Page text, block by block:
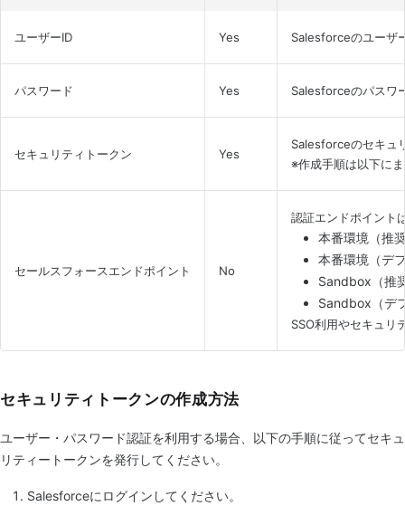
ユーザーID Yes Salesforceのユーザ
パスワード Yes Salesforceのパスワ
セキュリティトークン Yes
Salesforceのセキュ
※作成手順は以下に
セールスフォースエンドポイント No
認証エンドポイント
本番環境（推
本番環境（デ
Sandbox（推
Sandbox（デ
SSO利用やセキュリ
セキュリティトークンの作成方法
ユーザー・パスワード認証を利用する場合、以下の手順に従ってセキュ
リティートークンを発行してください。
Salesforceにログインしてください。